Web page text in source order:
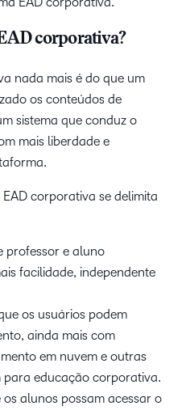
corporativa?
nada mais é do que um
os conteúdos de
sistema que conduz o
mais liberdade e
corporativa se delimita
professor e aluno
facilidade, independente
os usuários podem
ainda mais com
em nuvem e outras
educação corporativa.
alunos possam acessar o